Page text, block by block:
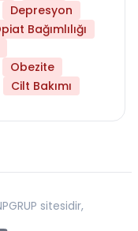
Depresyon
Bağımlılığı
Obezite
Cilt Bakımı
sitesidir,